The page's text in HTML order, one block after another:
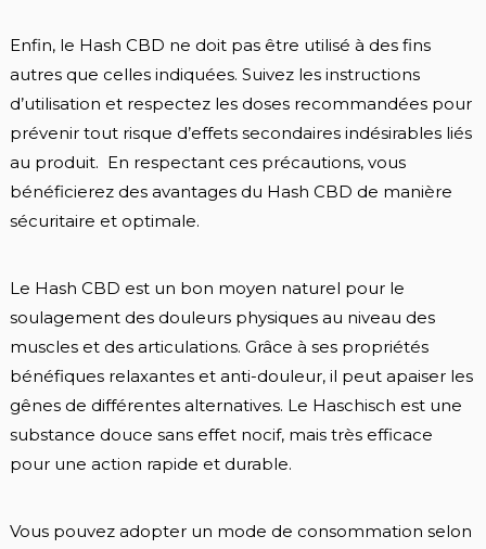
Enfin, le Hash CBD ne doit pas être utilisé à des fins
autres que celles indiquées. Suivez les instructions
d’utilisation et respectez les doses recommandées pour
prévenir tout risque d’effets secondaires indésirables liés
au produit. En respectant ces précautions, vous
bénéficierez des avantages du Hash CBD de manière
sécuritaire et optimale.
Le Hash CBD est un bon moyen naturel pour le
soulagement des douleurs physiques au niveau des
muscles et des articulations. Grâce à ses propriétés
bénéfiques relaxantes et anti-douleur, il peut apaiser les
gênes de différentes alternatives. Le Haschisch est une
substance douce sans effet nocif, mais très efficace
pour une action rapide et durable.
Vous pouvez adopter un mode de consommation selon